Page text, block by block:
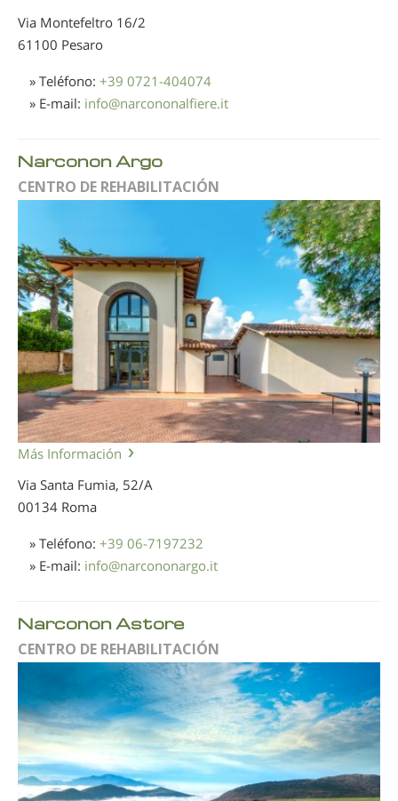
Via Montefeltro 16/2
61100 Pesaro
» Teléfono: +39 0721-404074
» E-mail: info@narcononalfiere.it
Narconon Argo
CENTRO DE REHABILITACIÓN
Más Información
Via Santa Fumia, 52/A
00134 Roma
» Teléfono: +39 06-7197232
» E-mail: info@narcononargo.it
Narconon Astore
CENTRO DE REHABILITACIÓN